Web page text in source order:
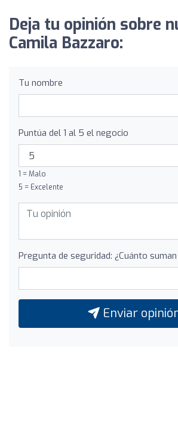
Deja tu opinión sobre
Camila Bazzaro:
Tu nombre
Puntúa del 1 al 5 el negocio
1 = Malo
5 = Excelente
Pregunta de seguridad: ¿Cuánto suman
Enviar